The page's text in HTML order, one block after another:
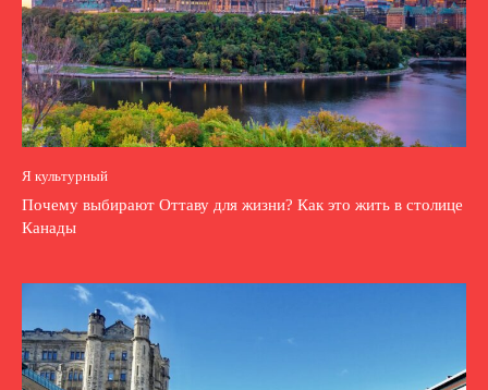
Я культурный
Почему выбирают Оттаву для жизни? Как это жить в столице
Канады